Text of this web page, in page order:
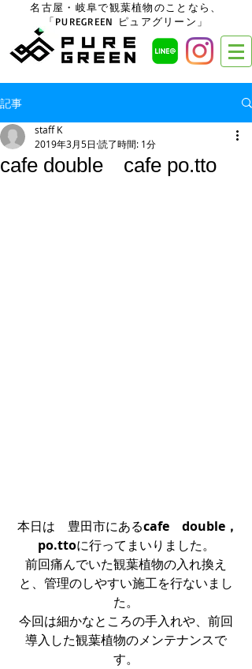
名古屋・岐阜で観葉植物のことなら、
「PUREGREEN ピュアグリーン」
記事
cafe double cafe po.tto
staff K
2019年3月5日 読了時間: 1分
本日は　豊田市にあるcafe　double，
po.ttoに行ってまいりました。
前回痛んでいた観葉植物の入れ換え
と、管理のしやすい施工を行ないまし
た。
今回は細かなところの手入れや、前回
導入した観葉植物のメンテナンスで
す。